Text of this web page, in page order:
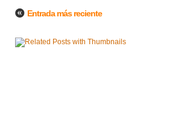
Entrada más reciente